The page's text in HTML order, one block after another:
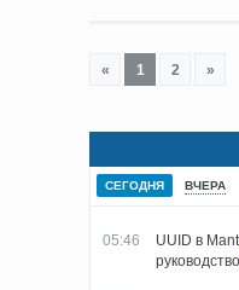
« 1 2 »
СЕГОДНЯ ВЧЕРА
05:46
UUID в
руководство